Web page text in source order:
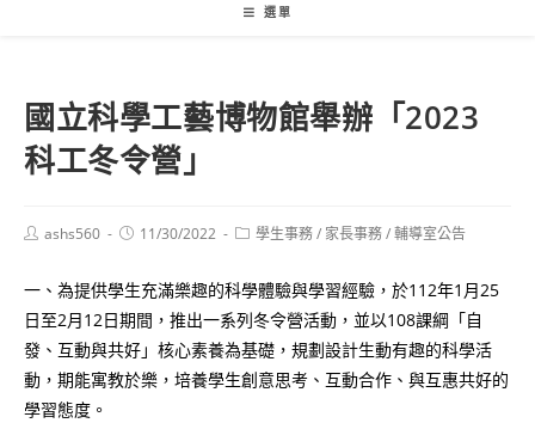
選單
國立科學工藝博物館舉辦「2023
科工冬令營」
Postashs560
Post11/30/2022
Post學生事務/ 家長事務/輔導室公告
一、為提供學生充滿樂趣的科學體驗與學習經驗，於112年1月25
日至2月12日期間，推出一系列冬令營活動，並以108課綱「自
發、互動與共好」核心素養為基礎，規劃設計生動有趣的科學活
動，期能寓教於樂，培養學生創意思考、互動合作、與互惠共好的
學習態度。